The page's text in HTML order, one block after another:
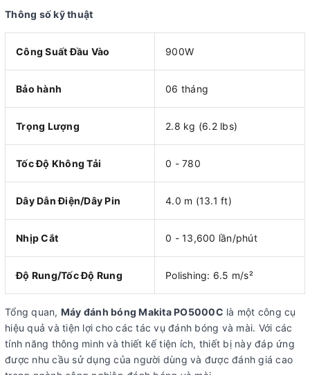
Thông số kỹ thuật
Công Suất Đầu Vào 900W
Bảo hành 06 tháng
Trọng Lượng 2.8 kg (6.2 lbs)
Tốc Độ Không Tải 0 - 780
Dây Dẫn Điện/Dây Pin 4.0 m (13.1 ft)
Nhịp Cắt 0 - 13,600 lần/phút
Độ Rung/Tốc Độ Rung Polishing: 6.5 m/s²
Tổng quan, Máy đánh bóng Makita PO5000C là một công cụ
hiệu quả và tiện lợi cho các tác vụ đánh bóng và mài. Với các
tính năng thông minh và thiết kế tiện ích, thiết bị này đáp ứng
được nhu cầu sử dụng của người dùng và được đánh giá cao